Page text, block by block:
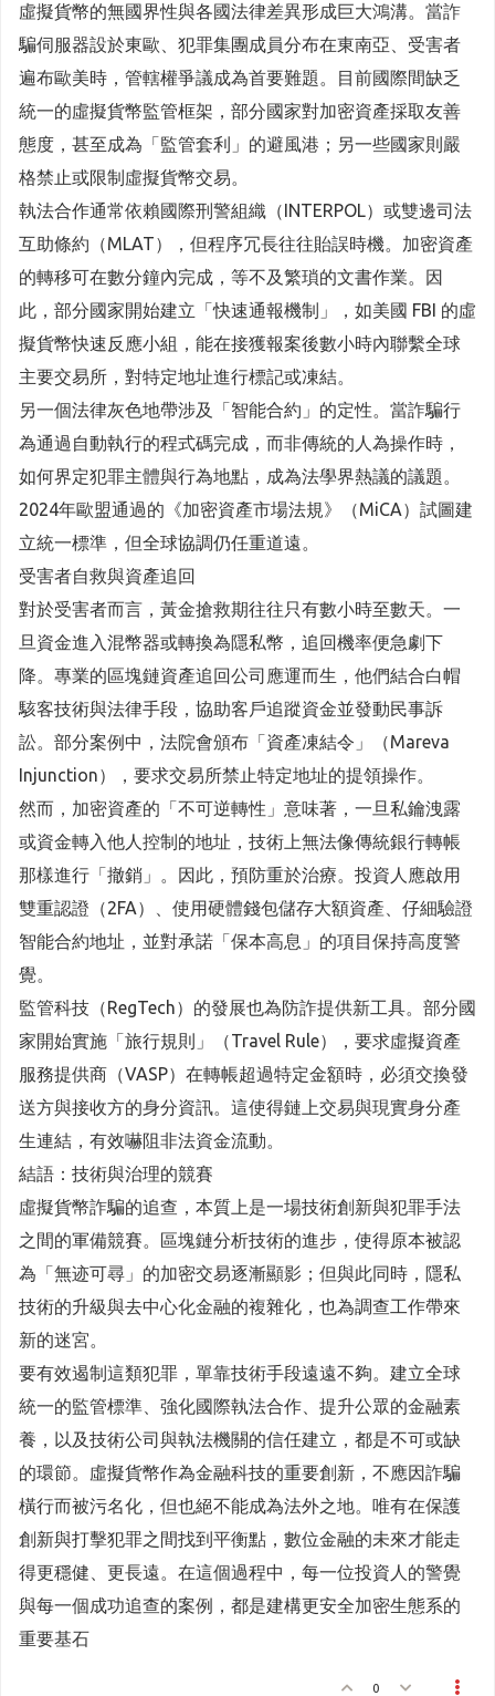
虛擬貨幣的無國界性與各國法律差異形成巨大鴻溝。當詐
騙伺服器設於東歐、犯罪集團成員分布在東南亞、受害者
遍布歐美時，管轄權爭議成為首要難題。目前國際間缺乏
統一的虛擬貨幣監管框架，部分國家對加密資產採取友善
態度，甚至成為「監管套利」的避風港；另一些國家則嚴
格禁止或限制虛擬貨幣交易。
執法合作通常依賴國際刑警組織（INTERPOL）或雙邊司法
互助條約（MLAT），但程序冗長往往貽誤時機。加密資產
的轉移可在數分鐘內完成，等不及繁瑣的文書作業。因
此，部分國家開始建立「快速通報機制」，如美國 FBI 的虛
擬貨幣快速反應小組，能在接獲報案後數小時內聯繫全球
主要交易所，對特定地址進行標記或凍結。
另一個法律灰色地帶涉及「智能合約」的定性。當詐騙行
為通過自動執行的程式碼完成，而非傳統的人為操作時，
如何界定犯罪主體與行為地點，成為法學界熱議的議題。
2024年歐盟通過的《加密資產市場法規》（MiCA）試圖建
立統一標準，但全球協調仍任重道遠。
受害者自救與資產追回
對於受害者而言，黃金搶救期往往只有數小時至數天。一
旦資金進入混幣器或轉換為隱私幣，追回機率便急劇下
降。專業的區塊鏈資產追回公司應運而生，他們結合白帽
駭客技術與法律手段，協助客戶追蹤資金並發動民事訴
訟。部分案例中，法院會頒布「資產凍結令」（Mareva
Injunction），要求交易所禁止特定地址的提領操作。
然而，加密資產的「不可逆轉性」意味著，一旦私鑰洩露
或資金轉入他人控制的地址，技術上無法像傳統銀行轉帳
那樣進行「撤銷」。因此，預防重於治療。投資人應啟用
雙重認證（2FA）、使用硬體錢包儲存大額資產、仔細驗證
智能合約地址，並對承諾「保本高息」的項目保持高度警
覺。
監管科技（RegTech）的發展也為防詐提供新工具。部分國
家開始實施「旅行規則」（Travel Rule），要求虛擬資產
服務提供商（VASP）在轉帳超過特定金額時，必須交換發
送方與接收方的身分資訊。這使得鏈上交易與現實身分產
生連結，有效嚇阻非法資金流動。
結語：技術與治理的競賽
虛擬貨幣詐騙的追查，本質上是一場技術創新與犯罪手法
之間的軍備競賽。區塊鏈分析技術的進步，使得原本被認
為「無迹可尋」的加密交易逐漸顯影；但與此同時，隱私
技術的升級與去中心化金融的複雜化，也為調查工作帶來
新的迷宮。
要有效遏制這類犯罪，單靠技術手段遠遠不夠。建立全球
統一的監管標準、強化國際執法合作、提升公眾的金融素
養，以及技術公司與執法機關的信任建立，都是不可或缺
的環節。虛擬貨幣作為金融科技的重要創新，不應因詐騙
橫行而被污名化，但也絕不能成為法外之地。唯有在保護
創新與打擊犯罪之間找到平衡點，數位金融的未來才能走
得更穩健、更長遠。在這個過程中，每一位投資人的警覺
與每一個成功追查的案例，都是建構更安全加密生態系的
重要基石
0